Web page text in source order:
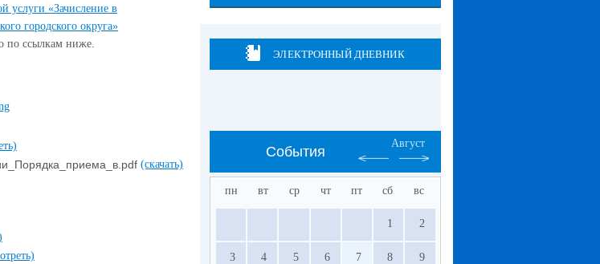
услуги «Зачисление в
городского округа»
по ссылкам ниже.
(скачать)
ЭЛЕКТРОННЫЙ ДНЕВНИК
События
Август
пн вт ср чт пт сб вс
1 2
3 4 5 6 7 8 9